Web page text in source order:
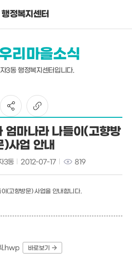
정복지센터
리마을소식
3동 행정복지센터입니다.
엄마나라 나들이(고향방
)사업 안내
3동 2012-07-17 819
(고향방문) 사업을 안내합니다.
.hwp
바로보기